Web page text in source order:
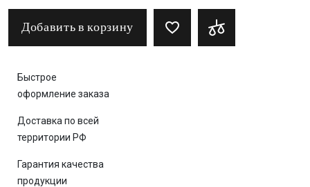
Добавить в корзину
Быстрое
оформление заказа
Доставка по всей
территории РФ
Гарантия качества
продукции